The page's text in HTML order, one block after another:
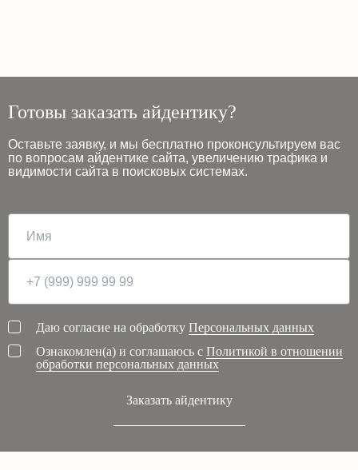
Готовы заказать айдентику?
Оставьте заявку, и мы бесплатно проконсультируем вас
по вопросам айдентике сайта, увеличению трафика и
видимости сайта в поисковых системах.
Даю согласие на обработку Персональных данных
Ознакомлен(а) и соглашаюсь с Политикой в отношении
обработки персональных данных
Заказать айдентику